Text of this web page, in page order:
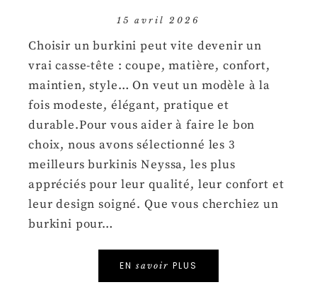
15 avril 2026
Choisir un burkini peut vite devenir un
vrai casse-tête : coupe, matière, confort,
maintien, style… On veut un modèle à la
fois modeste, élégant, pratique et
durable.Pour vous aider à faire le bon
choix, nous avons sélectionné les 3
meilleurs burkinis Neyssa, les plus
appréciés pour leur qualité, leur confort et
leur design soigné. Que vous cherchiez un
burkini pour…
EN savoir PLUS